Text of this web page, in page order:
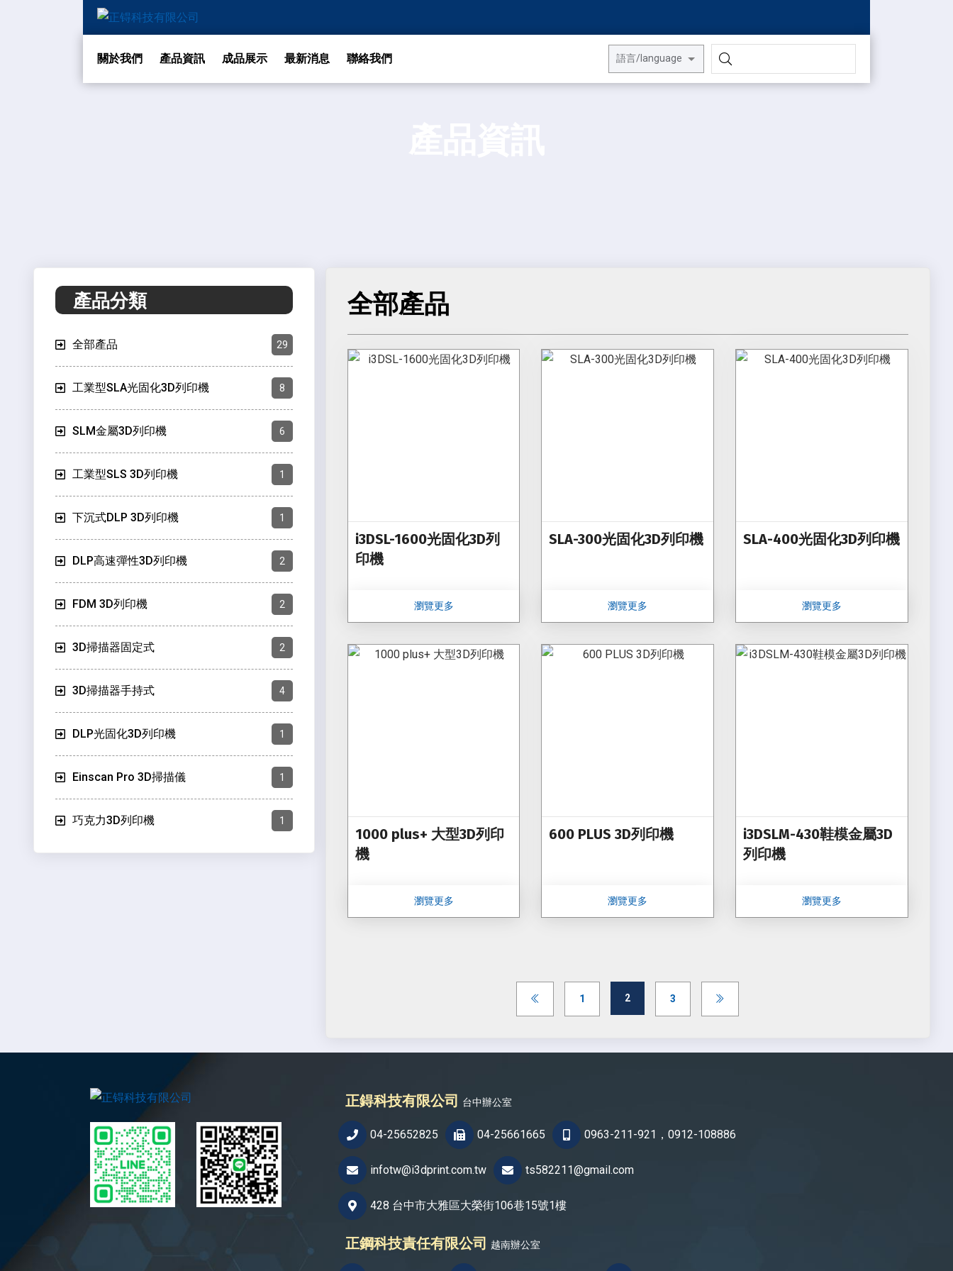
關於我們 產品資訊 成品展示 最新消息 聯絡我們
全部產品
i3DSL-1600光固化3D列
印機
瀏覽更多
SLA-300光固化3D列印機
瀏覽更多
SLA-400光固化3D列印機
瀏覽更多
1000 plus+ 大型3D列印
機
瀏覽更多
600 PLUS 3D列印機
瀏覽更多
i3DSLM-430鞋模金屬3D
列印機
瀏覽更多
1 2 (current)3
產品分類
全部產品 29
工業型SLA光固化3D列印機 8
SLM金屬3D列印機 6
工業型SLS 3D列印機 1
下沉式DLP 3D列印機 1
DLP高速彈性3D列印機 2
FDM 3D列印機 2
3D掃描器固定式 2
3D掃描器手持式 4
DLP光固化3D列印機 1
Einscan Pro 3D掃描儀 1
巧克力3D列印機 1
正鍀科技有限公司 台中辦公室
04-25652825 04-25661665 0963-211-921，0912-108886
infotw@i3dprint.com.tw ts582211@gmail.com
428 台中市大雅區大榮街106巷15號1樓
正鋼科技責任有限公司 越南辦公室